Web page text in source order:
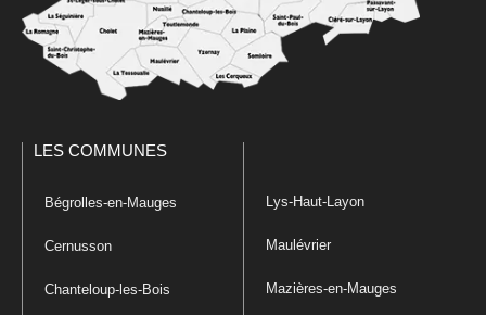
LES COMMUNES
Bégrolles-en-Mauges
Cernusson
Chanteloup-les-Bois
Lys-Haut-Layon
Maulévrier
Mazières-en-Mauges